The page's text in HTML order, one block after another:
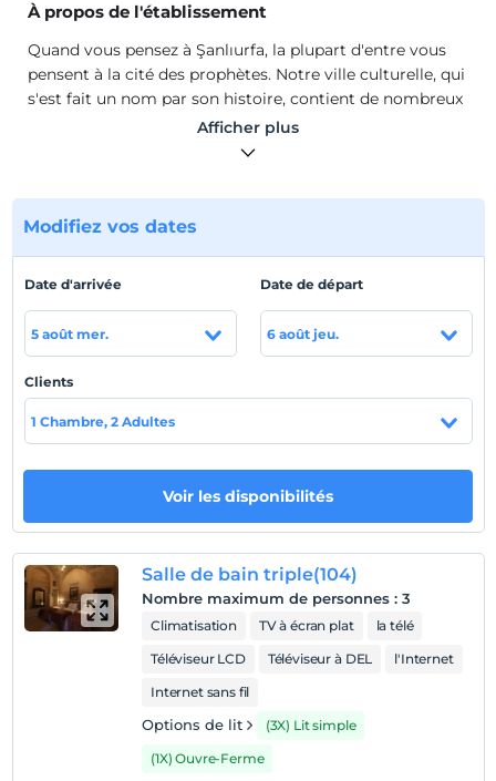
À propos de l'établissement
Quand vous pensez à Şanlıurfa, la plupart d'entre vous
pensent à la cité des prophètes. Notre ville culturelle, qui
s'est fait un nom par son histoire, contient de nombreux
artefacts historiques. L'un de ces monuments
historiques est le Gazel Boutique Hotel, qui est sous la
Le Gazel Boutique Hotel, qui a une histoire de près de
500 ans, vous permet de respirer l'air historique. Nous
Emplacement
Le Gazel Boutique Hotel se trouve juste en face de
Afficher sur la
carte
Politiques de l'hôtel
enregistrement
Après 13:00
Vérifier
Animaux non admis
Afficher plus
Modifiez vos dates
Date d'arrivée
5 août mer.
Date de départ
6 août jeu.
Clients
1 Chambre, 2 Adultes
Voir les disponibilités
Salle de bain triple(104)
Nombre maximum de personnes : 3
Climatisation TV à écran plat
la télé
Téléviseur LCD
Téléviseur à DEL
l'Internet
Internet sans fil
Options de lit
(3X) Lit simple
(1X) Ouvre-Ferme